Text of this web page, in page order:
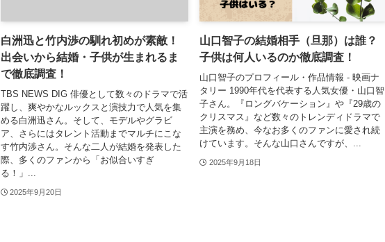
白洲迅と竹内渉の馴れ初めが素敵！
出会いから結婚・子供が生まれるま
で徹底調査！
TBS NEWS DIG 俳優として数々のドラマで活
躍し、爽やかなルックスと演技力で人気を集
める白洲迅さん。そして、モデルやグラビ
ア、さらにはタレント活動までマルチにこな
す竹内渉さん。そんな二人が結婚を発表した
際、多くのファンから「お似合いすぎ
る！」...
2025年9月20日
山口智子の結婚相手（旦那）は誰？
子供は何人いるのか徹底調査！
山口智子のプロフィール・作品情報 - 映画ナ
タリー 1990年代を代表する人気女優・山口智
子さん。『ロングバケーション』や『29歳の
クリスマス』など数々のトレンディドラマで
主演を務め、今なお多くのファンに愛され続
けています。そんな山口さんですが、...
2025年9月18日